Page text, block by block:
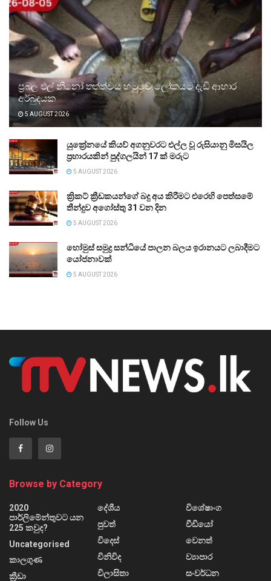
ප්‍රබල එල් නීනෝ තත්ත්වය හමුවේ ලෝකයට දැඩි ආහාර
අර්බුදයක
5 AUGUST 2026
යුක්‍රේනයේ කියව් අගනුවරට එල්ල වූ රුසියානු මිසයිල
ප්‍රහාරයකින් පුද්ගලයින් 17 ක් මරුට
5 AUGUST 2026
ක්‍රිකට් ක්‍රීඩකයන්ගේ බදු අය කිරීමට එරෙහි පෙත්සමේ
තීන්දුව අගෝස්තු 31 වන දින
5 AUGUST 2026
හෝමුස් සමුද්‍ර සන්ධියේ පාලන බලය ඉරානයට ලබාදීමට
යෝජනාවක්
5 AUGUST 2026
Follow Us
Browse by Category
2020
පාර්ලිමේන්තුවට යන
225 කවුද?
Uncategorised
කාලගුණ
ක්‍රීඩා
දේශීය
පුවත්
විදෙස්
විනිවිද
විලාසිතා
විශේෂාංග
වීඩියෝ
වෙනත්
ව්‍යාපාර
සංවර්ධන